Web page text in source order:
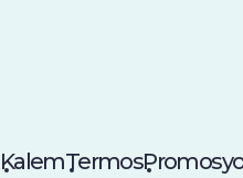
KalemTermos